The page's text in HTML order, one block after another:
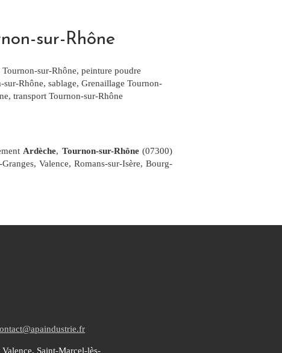
sur-Rhône
Tournon-sur-Rhône, peinture poudre
sur-Rhône, sablage, Grenaillage Tournon-
, transport Tournon-sur-Rhône
Ardèche, Tournon-sur-Rhône(07300)
Valence, Romans-sur-Isère, Bourg-
Saint-Marcel-lès-